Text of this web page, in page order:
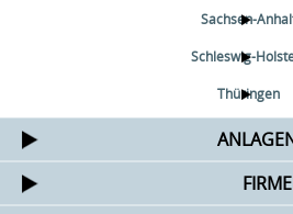
Sachsen-
Schleswig-
Thüringen